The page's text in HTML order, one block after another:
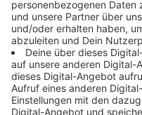
Einschätzung am
werdet ihr an eine der
weitergeleitet.
Anzeige